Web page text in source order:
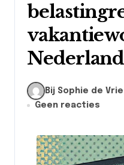
Bij Sophie de
Geen reacties